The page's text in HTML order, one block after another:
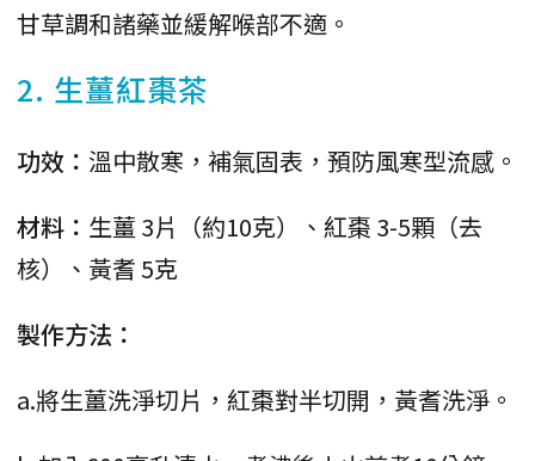
甘草調和諸藥並緩解喉部不適。
2. 生薑紅棗茶
功效： 溫中散寒，補氣固表，預防風寒型流感。
材料： 生薑 3片（約10克）、紅棗 3-5顆（去
核）、黃耆 5克
製作方法：
a.將生薑洗淨切片，紅棗對半切開，黃耆洗淨。